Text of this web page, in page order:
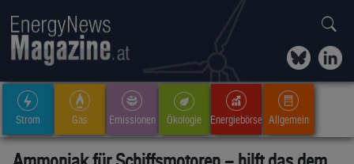
Strom Gas Emissionen Ökologie Energiebörse Allgemein